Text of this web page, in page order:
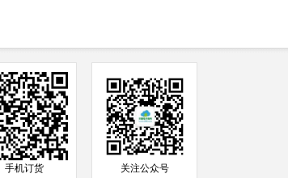
手机订货
关注公众号